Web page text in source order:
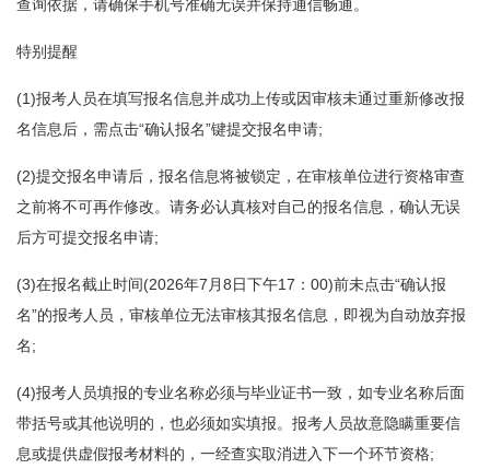
查询依据，请确保手机号准确无误并保持通信畅通。
特别提醒
(1)报考人员在填写报名信息并成功上传或因审核未通过重新修改报
名信息后，需点击“确认报名”键提交报名申请;
(2)提交报名申请后，报名信息将被锁定，在审核单位进行资格审查
之前将不可再作修改。请务必认真核对自己的报名信息，确认无误
后方可提交报名申请;
(3)在报名截止时间(2026年7月8日下午17：00)前未点击“确认报
名”的报考人员，审核单位无法审核其报名信息，即视为自动放弃报
名;
(4)报考人员填报的专业名称必须与毕业证书一致，如专业名称后面
带括号或其他说明的，也必须如实填报。报考人员故意隐瞒重要信
息或提供虚假报考材料的，一经查实取消进入下一个环节资格;